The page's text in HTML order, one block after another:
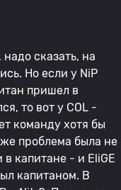
сказать, на
Но если у NiP
пришел в
то вот у COL -
команду хотя бы
проблема была не
в капитане - и EliGE
капитаном. В